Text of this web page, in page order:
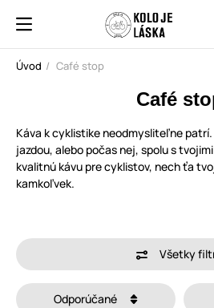
Úvod Café stop
Café
Káva k cyklistike neodmysliteľne
jazdou, alebo počas nej, spolu s
kvalitnú kávu pre cyklistov, nech ťa
kamkoľvek.
Všetky
Odporúčané